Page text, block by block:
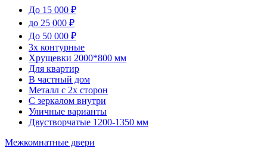
До 15 000 ₽
до 25 000 ₽
До 50 000 ₽
3х контурные
Хрущевки 2000*800 мм
Для квартир
В частный дом
Металл с 2х сторон
С зеркалом внутри
Уличные варианты
Двустворчатые 1200-1350 мм
Межкомнатные двери